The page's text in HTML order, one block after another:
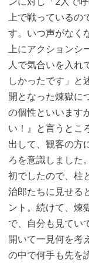
上で戦っているの
す。いつ声がなく
上にアクションシ
人で気合いを入れ
しかったです」と
開となった煉獄に
の個性といいます
い！』と言うとこ
出して、観客の方
ろを意識しました
初でしたので、柱
治郎たちに見せる
ント。続けて、煉
で、自分も見てい
開いて一見何を考
の中で何手も先を